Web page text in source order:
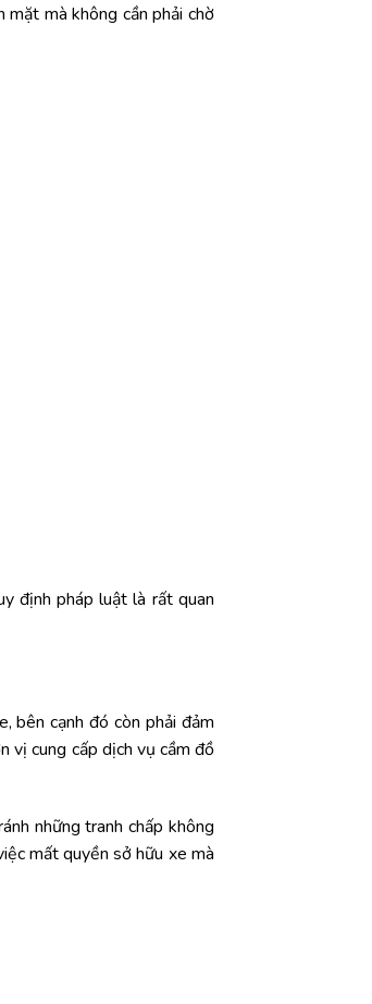
mặt mà không cần phải chờ
định pháp luật là rất quan
bên cạnh đó còn phải đảm
vị cung cấp dịch vụ cầm đồ
những tranh chấp không
mất quyền sở hữu xe mà